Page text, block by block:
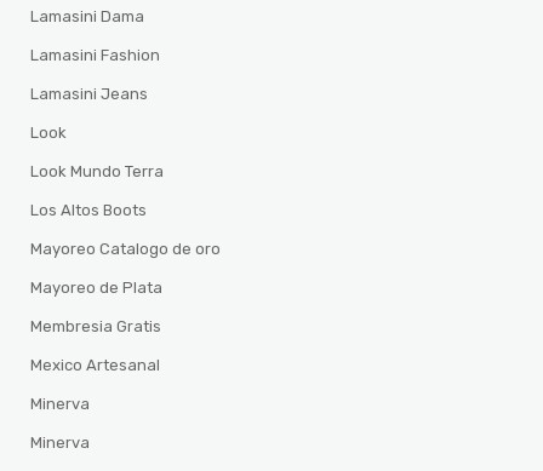
Lamasini Dama
Lamasini Fashion
Lamasini Jeans
Look
Look Mundo Terra
Los Altos Boots
Mayoreo Catalogo de oro
Mayoreo de Plata
Membresia Gratis
Mexico Artesanal
Minerva
Minerva